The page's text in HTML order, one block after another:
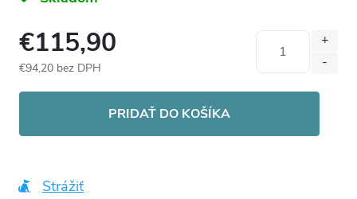
€115,90
€94,20 bez DPH
PRIDAŤ DO KOŠÍKA
Strážiť